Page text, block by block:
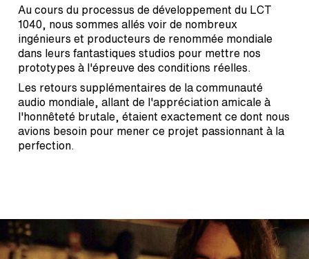
Au cours du processus de développement du LCT
1040, nous sommes allés voir de nombreux
ingénieurs et producteurs de renommée mondiale
dans leurs fantastiques studios pour mettre nos
prototypes à l'épreuve des conditions réelles.
Les retours supplémentaires de la communauté
audio mondiale, allant de l'appréciation amicale à
l'honnêteté brutale, étaient exactement ce dont nous
avions besoin pour mener ce projet passionnant à la
perfection.